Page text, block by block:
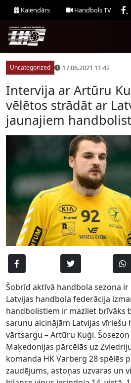
Kalendārs Handbols TV
Uncategorized 17.06.2021 11:42
Intervija ar Artūru
vēlētos strādāt ar
jaunajiem
Šobrīd aktīvā handbola sezona ir
Latvijas handbola federācija
handbolistiem ir mazliet brīvāks
sarunu aicinājām Latvijas vīriešu
vārtsargu – Artūru Kuģi.
Maķedonijas pārcēlās uz
komanda HK Varberg 28 spēlēs
zaudējums, astoņas uzvaras un